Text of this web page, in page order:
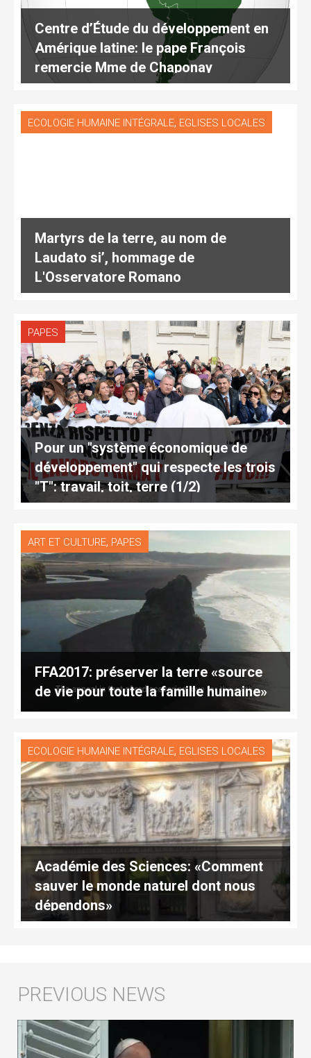
Centre d’Étude du développement en
Amérique latine: le pape François
remercie Mme de Chaponay
ECOLOGIE HUMAINE INTÉGRALE, EGLISES LOCALES
Martyrs de la terre, au nom de
Laudato si’, hommage de
L'Osservatore Romano
PAPES
Pour un "système économique de
développement" qui respecte les trois
"T": travail, toit, terre (1/2)
ART ET CULTURE, PAPES
FFA2017: préserver la terre «source
de vie pour toute la famille humaine»
ECOLOGIE HUMAINE INTÉGRALE, EGLISES LOCALES
Académie des Sciences: «Comment
sauver le monde naturel dont nous
dépendons»